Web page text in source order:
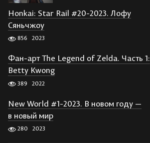
Honkai: Star Rail #20-2023. Лофу
Сяньчжоу
856 2023
Фан-арт The Legend of Zelda. Часть 1:
Betty Kwong
389 2022
New World #1-2023. В новом году —
в новый мир
280 2023